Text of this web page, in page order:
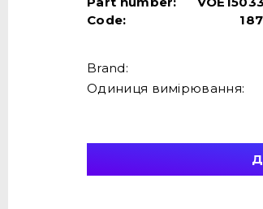
Code:
Brand:
Одиниця вимірювання: